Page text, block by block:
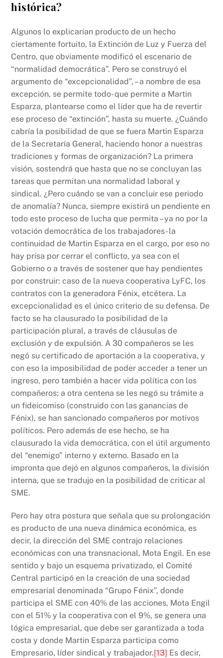
histórica?
Algunos lo explicarían producto de un hecho
ciertamente fortuito, la Extinción de Luz y Fuerza del
Centro, que obviamente modificó el escenario de
“normalidad democrática”. Pero se construyó el
argumento de “excepcionalidad”, – a nombre de esa
excepción, se permite todo- que permite a Martin
Esparza, plantearse como el líder que ha de revertir
ese proceso de “extinción”, hasta su muerte. ¿Cuándo
cabría la posibilidad de que se fuera Martin Esparza
de la Secretaría General, haciendo honor a nuestras
tradiciones y formas de organización? La primera
visión, sostendrá que hasta que no se concluyan las
tareas que permitan una normalidad laboral y
sindical. ¿Pero cuándo se van a concluir ese periodo
de anomalía? Nunca, siempre existirá un pendiente en
todo este proceso de lucha que permita – ya no por la
votación democrática de los trabajadores- la
continuidad de Martin Esparza en el cargo, por eso no
hay prisa por cerrar el conflicto, ya sea con el
Gobierno o a través de sostener que hay pendientes
por construir: caso de la nueva cooperativa LyFC, los
contratos con la generadora Fénix, etcétera. La
excepcionalidad es el único criterio de su defensa. De
facto se ha clausurado la posibilidad de la
participación plural, a través de cláusulas de
exclusión y de expulsión. A 30 compañeros se les
negó su certificado de aportación a la cooperativa, y
con eso la imposibilidad de poder acceder a tener un
ingreso, pero también a hacer vida política con los
compañeros; a otra centena se les negó su trámite a
un fideicomiso (construido con las ganancias de
Fénix), se han sancionado compañeros por motivos
políticos. Pero además de ese hecho, se ha
clausurado la vida democrática, con el útil argumento
del “enemigo” interno y externo. Basado en la
impronta que dejó en algunos compañeros, la división
interna, que se tradujo en la posibilidad de criticar al
SME.
Pero hay otra postura que señala que su prolongación
es producto de una nueva dinámica económica, es
decir, la dirección del SME contrajo relaciones
económicas con una transnacional, Mota Engil. En ese
sentido y bajo un esquema privatizado, el Comité
Central participó en la creación de una sociedad
empresarial denominada “Grupo Fénix”, donde
participa el SME con 40% de las acciones, Mota Engil
con el 51% y la cooperativa con el 9%, se genera una
lógica empresarial, que debe ser garantizada a toda
costa y donde Martin Esparza participa como
Empresario, líder sindical y trabajador.[13] Es decir,